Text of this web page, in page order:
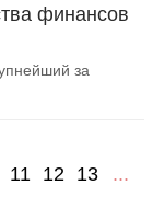
финансов
за
11 12 13
...